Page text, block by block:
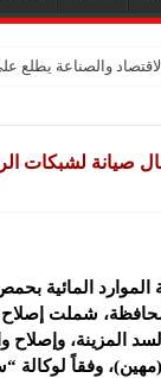
والصناعة يطلع على
صيانة لشبكات
المائية
شملت
المزينة، وإصلاح
وفقاً لوكالة